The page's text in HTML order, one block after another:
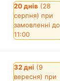
20 днів (28
серпня) при
замовленні до
11:00
32 дні (9
вересня) при